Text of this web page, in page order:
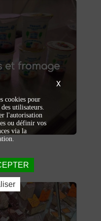
et fromage
fromage
à
Saint-Saulve
laitiers vous
X
cookies pour
utilisateurs.
l'autorisation
ou définir vos
via la